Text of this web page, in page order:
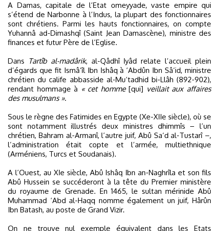
A Damas, capitale de l’Etat omeyyade, vaste empire qui
s’étend de Narbonne à l’Indus, la plupart des fonctionnaires
sont chrétiens. Parmi les hauts fonctionnaires, on compte
Yuhannâ ad-Dimashqî (Saint Jean Damascène), ministre des
finances et futur Père de l’Eglise.
Dans Tartîb al-madârik, al-Qâdhî Iyâd relate l’accueil plein
d’égards que fit Ismâ‘îl Ibn Ishâq à ‘Abdûn Ibn Sâ‘id, ministre
chrétien du calife abbasside al-Mu‘tadhid bi-Llâh (892-902),
rendant hommage à « cet homme[qui] veillait aux affaires
des musulmans ».
Sous le règne des Fatimides en Egypte (Xe-XIIe siècle), où se
sont notamment illustrés deux ministres dhimmîs – l’un
chrétien, Bahram al-Armanî, l’autre juif, Abû Sa‘d al-Tustarî –,
l’administration était copte et l’armée, multiethnique
(Arméniens, Turcs et Soudanais).
A l’Ouest, au XIe siècle, Abû Ishâq Ibn an-Naghrîla et son fils
Abû Hussein se succéderont à la tête du Premier ministère
du royaume de Grenade. En 1465, le sultan mérinide Abû
Muhammad ‘Abd al-Haqq nomme également un juif, Hârûn
Ibn Batash, au poste de Grand Vizir.
On ne trouve nul exemple équivalent dans les Etats